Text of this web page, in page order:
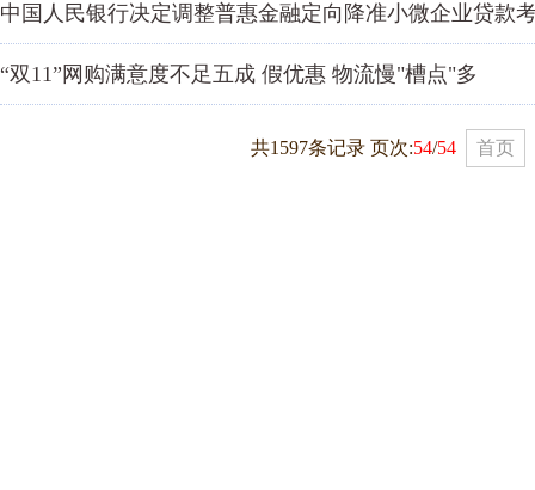
中国人民银行决定调整普惠金融定向降准小微企业贷款
“双11”网购满意度不足五成 假优惠 物流慢"槽点"多
共1597条记录 页次:54/54 首页